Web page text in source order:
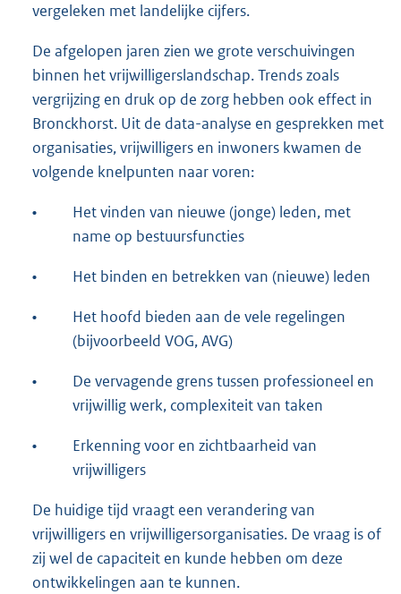
vergeleken met landelijke cijfers.
De afgelopen jaren zien we grote verschuivingen
binnen het vrijwilligerslandschap. Trends zoals
vergrijzing en druk op de zorg hebben ook effect in
Bronckhorst. Uit de data-analyse en gesprekken met
organisaties, vrijwilligers en inwoners kwamen de
volgende knelpunten naar voren:
•
Het vinden van nieuwe (jonge) leden, met
name op bestuursfuncties
• Het binden en betrekken van (nieuwe) leden
•
Het hoofd bieden aan de vele regelingen
(bijvoorbeeld VOG, AVG)
•
De vervagende grens tussen professioneel en
vrijwillig werk, complexiteit van taken
•
Erkenning voor en zichtbaarheid van
vrijwilligers
De huidige tijd vraagt een verandering van
vrijwilligers en vrijwilligersorganisaties. De vraag is of
zij wel de capaciteit en kunde hebben om deze
ontwikkelingen aan te kunnen.